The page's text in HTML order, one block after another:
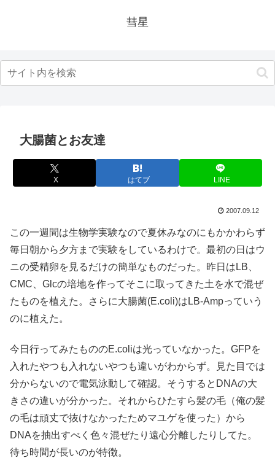
彗星
大腸菌とお友達
X はてブ LINE
2007.09.12
この一週間は生物学実験なので夏休みなのにもかかわらず
毎日朝から夕方まで実験をしているわけで。最初の日はウ
ニの受精卵を見るだけの簡単なものだった。昨日はLB、
CMC、Glcの培地を作ってそこに取ってきた土を水で混ぜ
たものを植えた。さらに大腸菌(E.coli)はLB-Ampっていう
のに植えた。
今日行ってみたもののE.coliは光っていなかった。GFPを
入れたやつも入れないやつも違いがわからず。見た目では
分からないので電気泳動して確認。そうするとDNAの大
きさの違いが分かった。それからひたすら髪の毛（俺の髪
の毛は頑丈で抜けなかったためマユゲを使った）から
DNAを抽出すべく色々混ぜたり遠心分離したりしてた。
待ち時間が長いのが特徴。